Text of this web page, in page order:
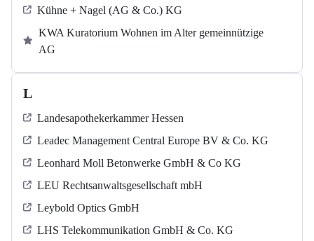
Kühne + Nagel (AG & Co.) KG
KWA Kuratorium Wohnen im Alter gemeinnützige
AG
L
Landesapothekerkammer Hessen
Leadec Management Central Europe BV & Co. KG
Leonhard Moll Betonwerke GmbH & Co KG
LEU Rechtsanwaltsgesellschaft mbH
Leybold Optics GmbH
LHS Telekommunikation GmbH & Co. KG